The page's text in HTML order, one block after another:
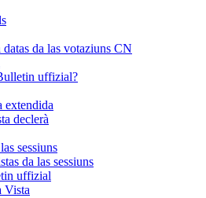
datas da las votaziuns CN
uffizial?
extendida
declerà
sessiuns
da las sessiuns
uffizial
Vista